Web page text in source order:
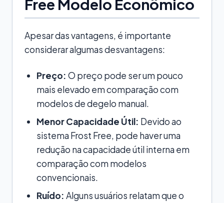
Free Modelo Econômico
Apesar das vantagens, é importante
considerar algumas desvantagens:
Preço: O preço pode ser um pouco
mais elevado em comparação com
modelos de degelo manual.
Menor Capacidade Útil: Devido ao
sistema Frost Free, pode haver uma
redução na capacidade útil interna em
comparação com modelos
convencionais.
Ruído: Alguns usuários relatam que o